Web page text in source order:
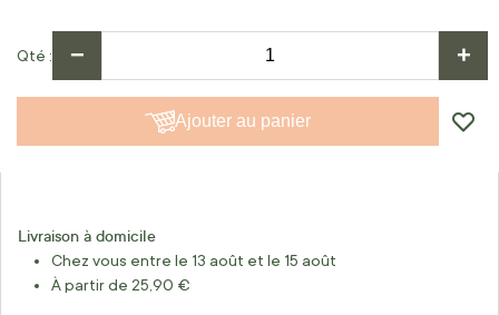
Qté − +
Ajouter au panier
Livraison à domicile
Chez vous entre le 13 août et le 15 août
À partir de 25,90 €